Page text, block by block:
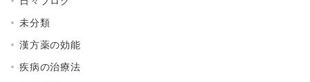
未分類
漢方薬の効能
疾病の治療法